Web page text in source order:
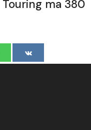
ma 380